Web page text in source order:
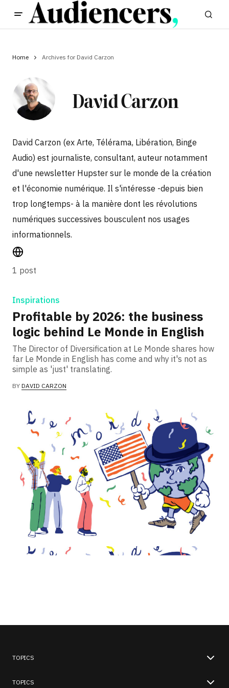
Home Archives for David Carzon
David Carzon
David Carzon (ex Arte, Télérama, Libération, Binge
Audio) est journaliste, consultant, auteur notamment
d'une newsletter Hupster sur le monde de la création
et l'économie numérique. Il s'intéresse -depuis bien
trop longtemps- à la manière dont les révolutions
numériques successives bousculent nos usages
informationnels.
1 post
Inspirations
Profitable by 2026: the business
logic behind Le Monde in English
The Director of Diversification at Le Monde shares how
far Le Monde in English has come and why it's not as
simple as 'just' translating.
BY DAVID CARZON
TOPICS
TOPICS